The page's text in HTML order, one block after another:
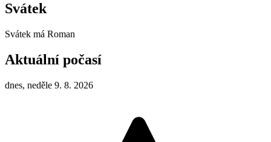
Svátek
Svátek má Roman
Aktuální počasí
dnes, neděle 9. 8. 2026